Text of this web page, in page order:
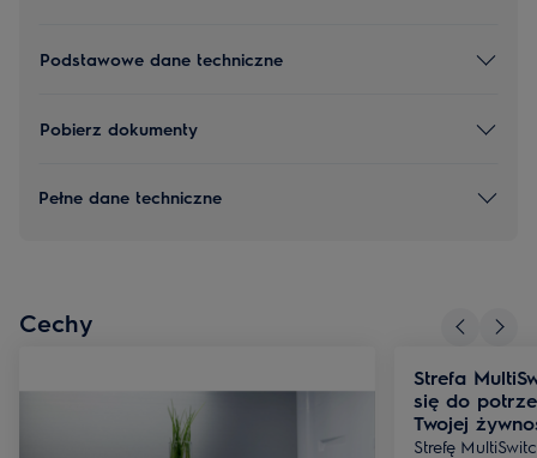
Podstawowe dane techniczne
Pobierz dokumenty
Pełne dane techniczne
Cechy
Strefa
się do
Twojej
Strefę